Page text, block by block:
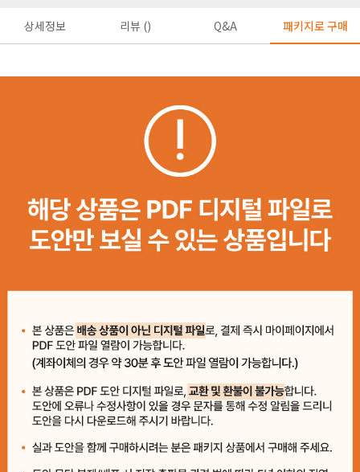
상세정보 리뷰 () Q&A 패키지로 구매